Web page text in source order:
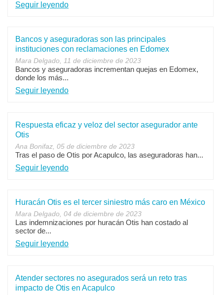
Seguir leyendo
Bancos y aseguradoras son las principales
instituciones con reclamaciones en Edomex
Mara Delgado, 11 de diciembre de 2023
Bancos y aseguradoras incrementan quejas en Edomex,
donde los más...
Seguir leyendo
Respuesta eficaz y veloz del sector asegurador ante
Otis
Ana Bonifaz, 05 de diciembre de 2023
Tras el paso de Otis por Acapulco, las aseguradoras han...
Seguir leyendo
Huracán Otis es el tercer siniestro más caro en México
Mara Delgado, 04 de diciembre de 2023
Las indemnizaciones por huracán Otis han costado al
sector de...
Seguir leyendo
Atender sectores no asegurados será un reto tras
impacto de Otis en Acapulco